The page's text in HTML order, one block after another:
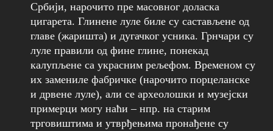
Србији, нарочито пре масовног доласка
цигарета. Глинене луле биле су састављене од
главе (жаришта) и дугачког усника. Грнчари су
луле правили од фине глине, понекад
калупљене са украсним рељефом. Временом су
их замениле фабричке (нарочито порцеланске
и дрвене луле), али се археолошки и музејски
примерци могу наћи – нпр. на старим
трговиштима и утврђењима пронађене су